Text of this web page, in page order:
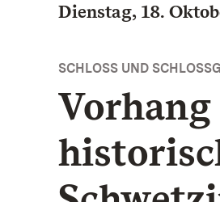
Dienstag, 18.
SCHLOSS UND